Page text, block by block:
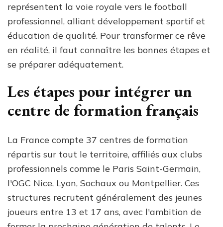
représentent la voie royale vers le football
professionnel, alliant développement sportif et
éducation de qualité. Pour transformer ce rêve
en réalité, il faut connaître les bonnes étapes et
se préparer adéquatement.
Les étapes pour intégrer un
centre de formation français
La France compte 37 centres de formation
répartis sur tout le territoire, affiliés aux clubs
professionnels comme le Paris Saint-Germain,
l'OGC Nice, Lyon, Sochaux ou Montpellier. Ces
structures recrutent généralement des jeunes
joueurs entre 13 et 17 ans, avec l'ambition de